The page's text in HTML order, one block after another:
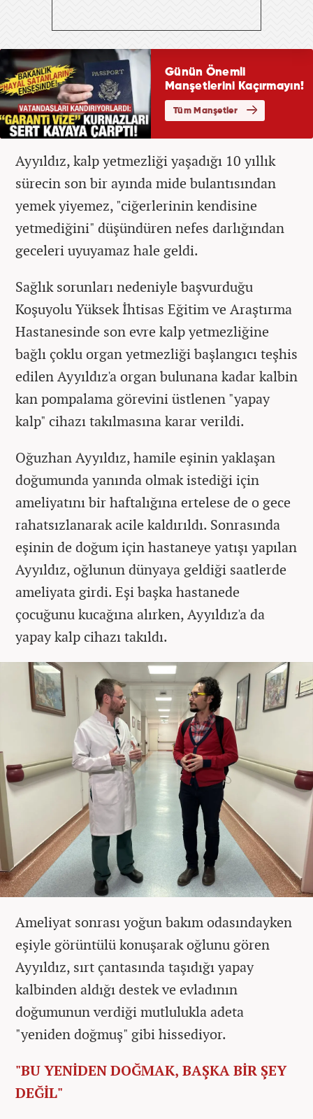
Ayyıldız, kalp yetmezliği yaşadığı 10 yıllık
sürecin son bir ayında mide bulantısından
yemek yiyemez, "ciğerlerinin kendisine
yetmediğini" düşündüren nefes darlığından
geceleri uyuyamaz hale geldi.
Sağlık sorunları nedeniyle başvurduğu
Koşuyolu Yüksek İhtisas Eğitim ve Araştırma
Hastanesinde son evre kalp yetmezliğine
bağlı çoklu organ yetmezliği başlangıcı teşhis
edilen Ayyıldız'a organ bulunana kadar kalbin
kan pompalama görevini üstlenen "yapay
kalp" cihazı takılmasına karar verildi.
Oğuzhan Ayyıldız, hamile eşinin yaklaşan
doğumunda yanında olmak istediği için
ameliyatını bir haftalığına ertelese de o gece
rahatsızlanarak acile kaldırıldı. Sonrasında
eşinin de doğum için hastaneye yatışı yapılan
Ayyıldız, oğlunun dünyaya geldiği saatlerde
ameliyata girdi. Eşi başka hastanede
çocuğunu kucağına alırken, Ayyıldız'a da
yapay kalp cihazı takıldı.
Ameliyat sonrası yoğun bakım odasındayken
eşiyle görüntülü konuşarak oğlunu gören
Ayyıldız, sırt çantasında taşıdığı yapay
kalbinden aldığı destek ve evladının
doğumunun verdiği mutlulukla adeta
"yeniden doğmuş" gibi hissediyor.
"BU YENİDEN DOĞMAK, BAŞKA BİR ŞEY
DEĞİL"